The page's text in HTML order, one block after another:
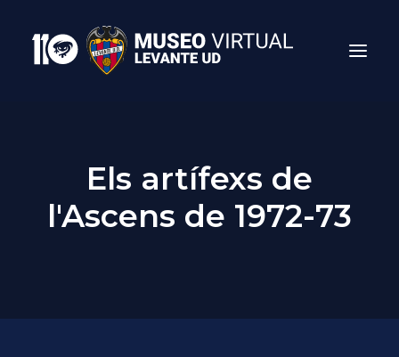
Search
Els artífexs de
l'Ascens de 1972-73